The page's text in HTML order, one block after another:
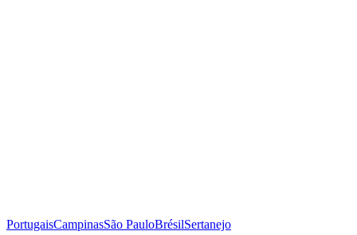
PortugaisCampinasSão PauloBrésilSertanejo